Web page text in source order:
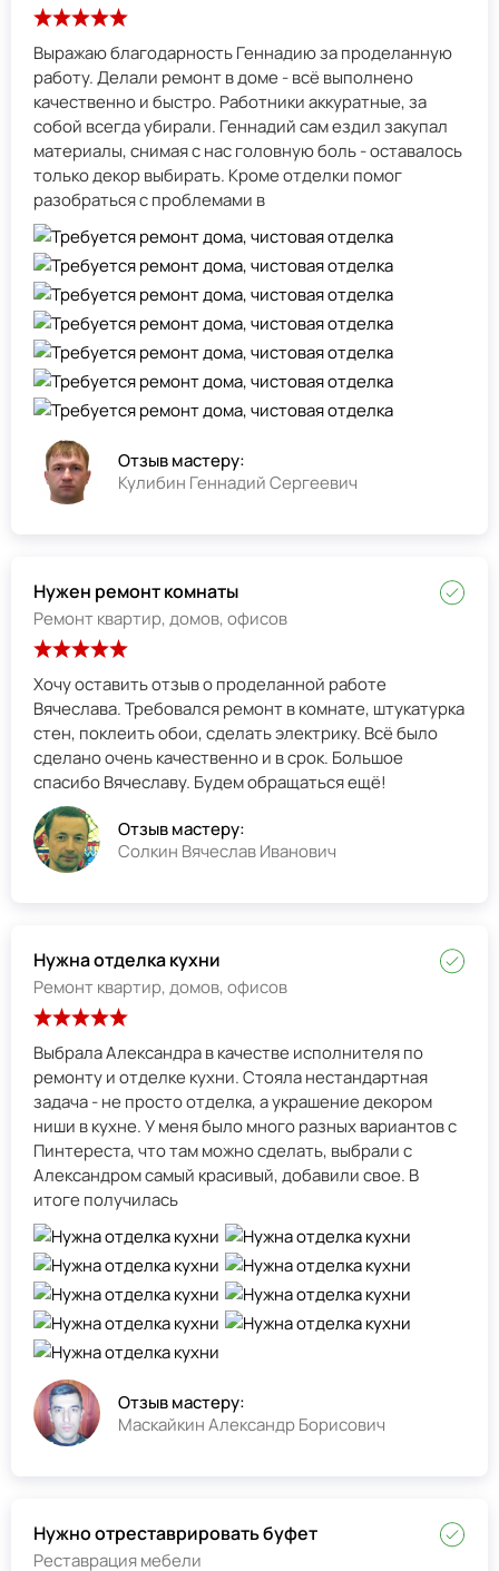
Выражаю благодарность Геннадию за проделанную
работу. Делали ремонт в доме - всё выполнено
качественно и быстро. Работники аккуратные, за
собой всегда убирали. Геннадий сам ездил закупал
материалы, снимая с нас головную боль - оставалось
только декор выбирать. Кроме отделки помог
разобраться с проблемами в
Отзыв мастеру:
Кулибин Геннадий Сергеевич
Нужен ремонт комнаты
Ремонт квартир, домов, офисов
Хочу оставить отзыв о проделанной работе
Вячеслава. Требовался ремонт в комнате, штукатурка
стен, поклеить обои, сделать электрику. Всё было
сделано очень качественно и в срок. Большое
спасибо Вячеславу. Будем обращаться ещё!
Отзыв мастеру:
Солкин Вячеслав Иванович
Нужна отделка кухни
Ремонт квартир, домов, офисов
Выбрала Александра в качестве исполнителя по
ремонту и отделке кухни. Стояла нестандартная
задача - не просто отделка, а украшение декором
ниши в кухне. У меня было много разных вариантов с
Пинтереста, что там можно сделать, выбрали с
Александром самый красивый, добавили свое. В
итоге получилась
Отзыв мастеру:
Маскайкин Александр Борисович
Нужно отреставрировать буфет
Реставрация мебели